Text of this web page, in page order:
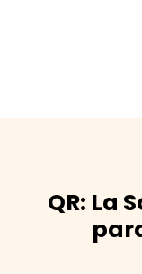
QR: La